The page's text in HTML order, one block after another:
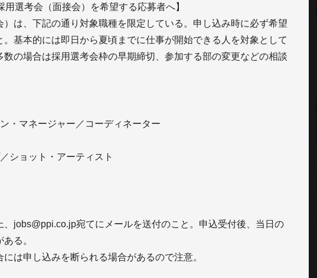
用選考会（面接会）を希望する応募者へ】
）は、下記の通り対象職種を限定している。申し込み時に必ず希望
。基本的には即日から夏頃までに仕事が開始できる人を対象として
数の場合は採用選考会枠の早期締切、参加する部の変更などの相談
・マネージャー／コーディネーター
ショット・アーティスト
、jobs@ppi.co.jp宛てにメールを送付のこと。申込受付後、当日の
る。
は申し込みを断られる場合があるので注意。